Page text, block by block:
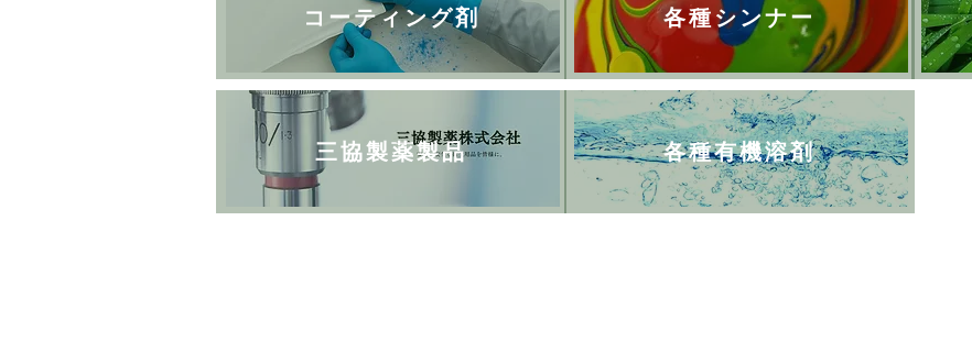
コーティング剤
三協製薬製品
各種シンナー
各種有機溶剤